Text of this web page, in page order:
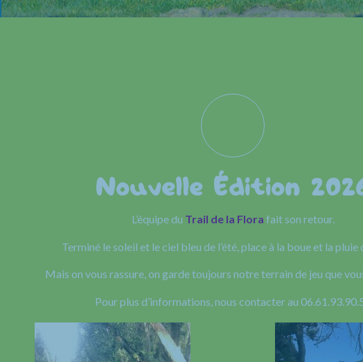
Nouvelle Édition
L’équipe du Trail de la Flora fait son retour.
Terminé le soleil et le ciel bleu de l’été, place à la boue et la pluie
Mais on vous rassure, on garde toujours notre terrain de jeu que
Pour plus d’informations, nous contacter au